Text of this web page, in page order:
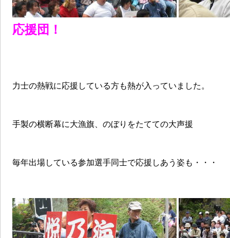
応援団！
力士の熱戦に応援している方も熱が入っていました。
手製の横断幕に大漁旗、のぼりをたてての大声援
毎年出場している参加選手同士で応援しあう姿も・・・